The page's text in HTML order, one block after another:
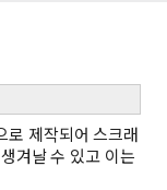
로 제작되어 스크래
겨날 수 있고 이는